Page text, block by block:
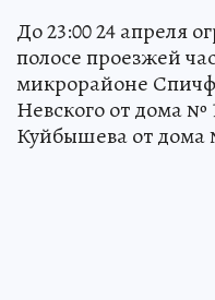
До 23:00 24 апреля
полосе проезжей
микрорайоне
Невского от дома №
Куйбышева от дома